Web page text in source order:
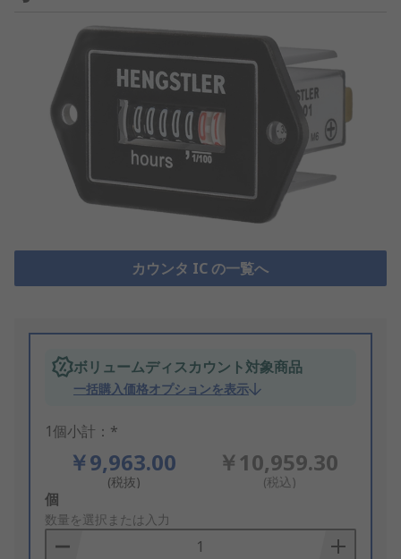
カウンタ IC の一覧へ
ボリュームディスカウント対象商品
一括購入価格オプションを表示
1個小計：*
￥9,963.00
(税抜)
￥10,959.30
(税込)
Add
to
Basket
個
数量を選択または入力